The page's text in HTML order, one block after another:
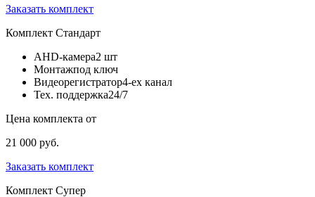
Заказать комплект
Комплект Стандарт
AHD-камера2 шт
Монтажпод ключ
Видеорегистратор4-ех канал
Тех. поддержка24/7
Цена комплекта от
21 000 руб.
Заказать комплект
Комплект Супер